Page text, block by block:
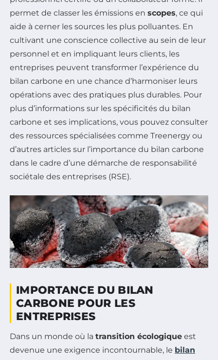
permet de classer les émissions en scopes, ce qui
aide à cerner les sources les plus polluantes. En
cultivant une conscience collective au sein de leur
personnel et en impliquant leurs clients, les
entreprises peuvent transformer l’expérience du
bilan carbone en une chance d’harmoniser leurs
opérations avec des pratiques plus durables. Pour
plus d’informations sur les spécificités du bilan
carbone et ses implications, vous pouvez consulter
des ressources spécialisées comme Treenergy ou
d’autres articles sur l’importance du bilan carbone
dans le cadre d’une démarche de responsabilité
sociétale des entreprises (RSE).
IMPORTANCE DU BILAN
CARBONE POUR LES
ENTREPRISES
Dans un monde où la transition écologique est
devenue une exigence incontournable, le bilan